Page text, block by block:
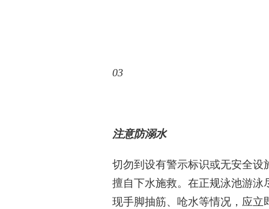
03
注意防溺水
切勿到设有警示标识或无安全设
擅自下水施救。在正规泳池游泳
现手脚抽筋、呛水等情况，应立